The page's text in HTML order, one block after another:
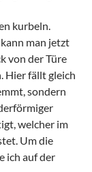
kurbeln.
man jetzt
von der Türe
Hier fällt gleich
sondern
welcher im
Um die
ich auf der